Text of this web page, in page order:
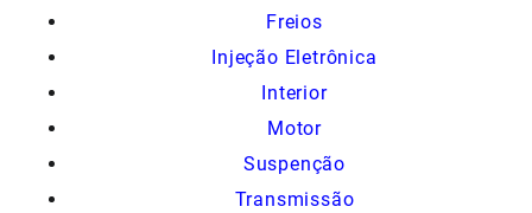
Freios
Injeção Eletrônica
Interior
Motor
Suspenção
Transmissão